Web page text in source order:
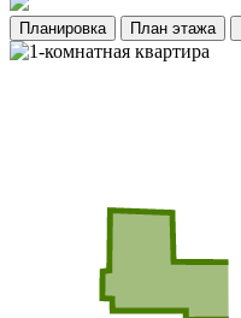
Планировка План этажа